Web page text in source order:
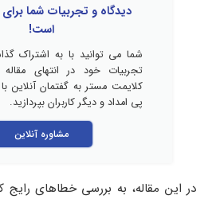
دیدگاه و تجربیات شما برای
است!
شما می توانید با به اشتراک
تجربیات خود در انتهای مقاله
کلایمت مستر به گفتمان آنلاین
پی امداد و دیگر کاربران بپردازید.
مشاوره آنلاین
در این مقاله، به بررسی خطاهای رایج